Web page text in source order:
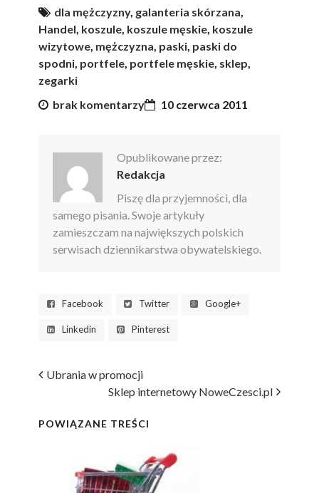
dla mężczyzny, galanteria skórzana,
Handel, koszule, koszule męskie, koszule
wizytowe, mężczyzna, paski, paski do
spodni, portfele, portfele męskie, sklep,
zegarki
10 czerwca 2011
brak komentarzy
Opublikowane przez:
Redakcja
Piszę dla przyjemności, dla
samego pisania. Swoje artykuły
zamieszczam na największych polskich
serwisach dziennikarstwa obywatelskiego.
Facebook Twitter Google+
Linkedin Pinterest
Ubrania w promocji
Sklep internetowy NoweCzesci.pl
POWIĄZANE TREŚCI